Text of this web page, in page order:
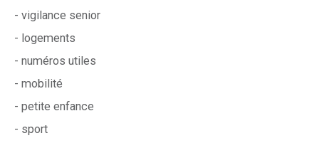
- vigilance senior
- logements
- numéros utiles
- mobilité
- petite enfance
- sport